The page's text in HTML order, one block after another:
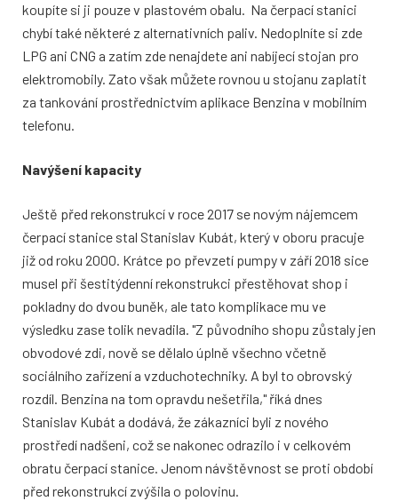
koupíte si ji pouze v plastovém obalu. Na čerpací stanici
chybí také některé z alternativních paliv. Nedoplníte si zde
LPG ani CNG a zatím zde nenajdete ani nabíjecí stojan pro
elektromobily. Zato však můžete rovnou u stojanu zaplatit
za tankování prostřednictvím aplikace Benzina v mobilním
telefonu.
Navýšení kapacity
Ještě před rekonstrukcí v roce 2017 se novým nájemcem
čerpací stanice stal Stanislav Kubát, který v oboru pracuje
již od roku 2000. Krátce po převzetí pumpy v září 2018 sice
musel při šestitýdenní rekonstrukci přestěhovat shop i
pokladny do dvou buněk, ale tato komplikace mu ve
výsledku zase tolik nevadila. "Z původního shopu zůstaly jen
obvodové zdi, nově se dělalo úplně všechno včetně
sociálního zařízení a vzduchotechniky. A byl to obrovský
rozdíl. Benzina na tom opravdu nešetřila," říká dnes
Stanislav Kubát a dodává, že zákazníci byli z nového
prostředí nadšeni, což se nakonec odrazilo i v celkovém
obratu čerpací stanice. Jenom návštěvnost se proti období
před rekonstrukcí zvýšila o polovinu.